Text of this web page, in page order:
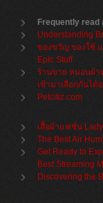
Frequently read
Understanding
ของขวัญ ของใช้ แ
Epic Stuff
ร้านขาย หมอนผ้
เข้ามาเลือกกันได้
Petcitiz.com
เสื้อผ้าแฟชั่น
The Best Air
Get Ready to
Best Streaming
Discovering the